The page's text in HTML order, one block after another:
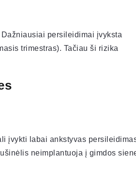
persileidimai įvyksta
trimestras). Tačiau ši rizika
įvykti labai ankstyvas
neimplantuoja į gimdos